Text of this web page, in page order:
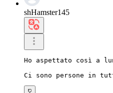
shHamster145
Ho aspettato così a
Ci sono persone in